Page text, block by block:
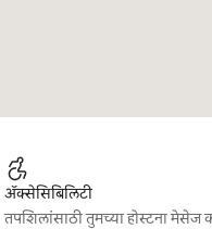
ॲक्सेसिबिलिटी
तपशिलांसाठी तुमच्या होस्टना मेसेज